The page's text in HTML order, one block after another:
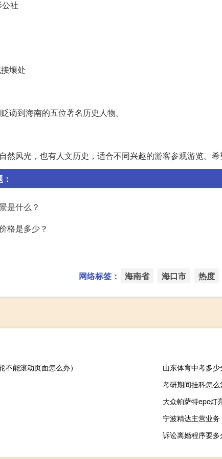
社
壤处
谪到海南的五位著名历史人物。
然风光，也有人文历史，适合不同兴趣的游客参观游览。
是什么？
格是多少？
网络标签： 海南省 海口市 热度
能滚动页面怎么办）
山东体育中考多少
考研期间挂科怎么
大众帕萨特epc灯
宁波精达主营业务
诉讼离婚程序要多